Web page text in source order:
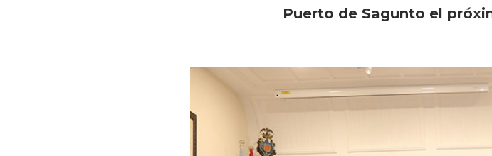
Puerto de Sagunto el